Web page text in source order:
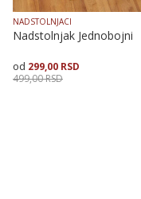
NADSTOLNJACI
Nadstolnjak Jednobojni
299,00 RSD
499,00RSD